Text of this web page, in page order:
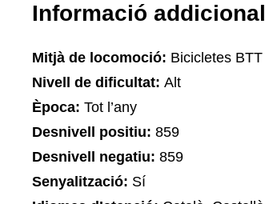
Informació addicional
Mitjà de locomoció: Bicicletes BTT
Nivell de dificultat: Alt
Època: Tot l’any
Desnivell positiu: 859
Desnivell negatiu: 859
Senyalització: Sí